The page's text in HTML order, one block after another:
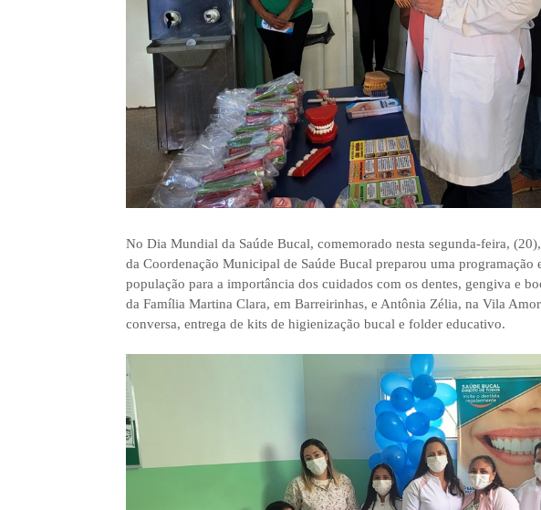
No Dia Mundial da Saúde Bucal, comemorado nesta segunda-feira,
da Coordenação Municipal de Saúde Bucal preparou uma programação
população para a importância dos cuidados com os dentes, gengiva e
da Família Martina Clara, em Barreirinhas, e Antônia Zélia, na Vila
conversa, entrega de kits de higienização bucal e folder educativo.